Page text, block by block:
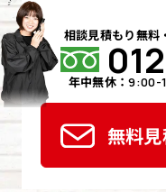
相談見積もり無料
年中無休：9:00-
無料